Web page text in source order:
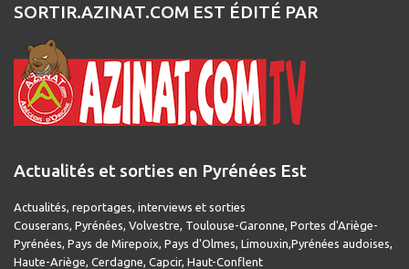
SORTIR.AZINAT.COM EST ÉDITÉ PAR
Actualités et sorties en Pyrénées Est
Actualités, reportages, interviews et sorties
Couserans, Pyrénées, Volvestre, Toulouse-Garonne, Portes d'Ariège-
Pyrénées, Pays de Mirepoix, Pays d'Olmes, Limouxin,Pyrénées audoises,
Haute-Ariège, Cerdagne, Capcir, Haut-Conflent